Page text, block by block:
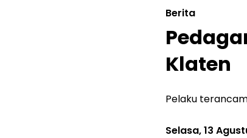
Berita
Klaten
Pelaku
Selasa, 13